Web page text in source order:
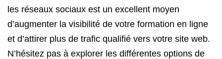
les réseaux sociaux est un excellent moyen
d’augmenter la visibilité de votre formation en ligne
et d’attirer plus de trafic qualifié vers votre site web.
N’hésitez pas à explorer les différentes options de